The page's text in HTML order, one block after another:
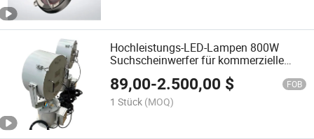
Hochleistungs-LED-Lampen 800W
Suchscheinwerfer für kommerzielle
89,00-2.500,00 $ FOB
1 Stück (MOQ)